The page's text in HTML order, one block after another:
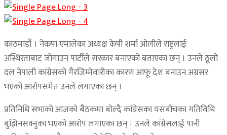
काठमाडौं । नेकपा एमालेका अध्यक्ष केपी शर्मा ओलीले राष्ट्रलाई
अस्थिरताबाट जोगाउन पार्टीले सरकार बनाएको बताएका छन् । उनले ठूलो
दल नेपाली कांग्रेसको गैरजिम्मेवारीका कारण आफू देश बनाउन अग्रसर
भएको आरोपसमेत उनले लगाएका छन् ।
प्रतिनिधि सभाको आजको बैठकमा बोल्दै कांग्रेसका यसबीचका गतिविधि
बुझिनसक्नुका भएको आरोप लगाएका छन् । उनले कांग्रेसलाई पानी